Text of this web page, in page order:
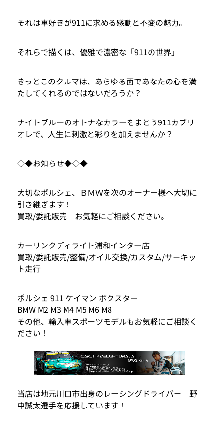
それは車好きが911に求める感動と不変の魅力。
それらで描くは、優雅で濃密な「911の世界」
きっとこのクルマは、あらゆる面であなたの心を満
たしてくれるのではないだろうか？
ナイトブルーのオトナなカラーをまとう911カブリ
オレで、人生に刺激と彩りを加えませんか？
◇◆お知らせ◆◇◆
大切なポルシェ、ＢＭＷを次のオーナー様へ大切に
引き継ぎます！
買取/委託販売 お気軽にご相談ください。
カーリンクディライト浦和インター店
買取/委託販売/整備/オイル交換/カスタム/サーキッ
ト走行
ポルシェ 911 ケイマン ボクスター
BMW M2 M3 M4 M5 M6 M8
その他、輸入車スポーツモデルもお気軽にご相談く
ださい！
当店は地元川口市出身のレーシングドライバー 野
中誠太選手を応援しています！